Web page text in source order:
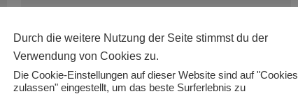
6 Facts zum Pflegeberuf
Durch die weitere Nutzung der Seite stimmst du der
Verwendung von Cookies zu.
Die Cookie-Einstellungen auf dieser Website sind auf "Cookies
zulassen" eingestellt, um das beste Surferlebnis zu